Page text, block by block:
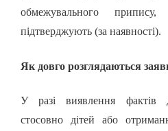
обмежувального
підтверджують (за наявності).
Як довго розглядаються
У разі виявлення фактів
стосовно дітей або